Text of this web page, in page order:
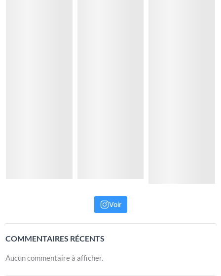
Voir
COMMENTAIRES RÉCENTS
Aucun commentaire à afficher.